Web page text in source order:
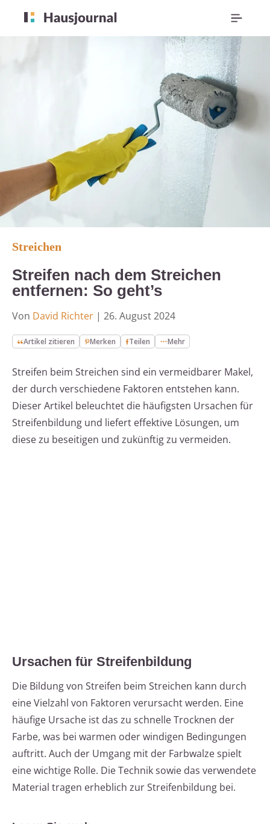
Streichen
Streifen nach dem Streichen
entfernen: So geht’s
Von David Richter | 26. August 2024
Artikel zitieren Merken Teilen Mehr
Streifen beim Streichen sind ein vermeidbarer Makel,
der durch verschiedene Faktoren entstehen kann.
Dieser Artikel beleuchtet die häufigsten Ursachen für
Streifenbildung und liefert effektive Lösungen, um
diese zu beseitigen und zukünftig zu vermeiden.
Ursachen für Streifenbildung
Die Bildung von Streifen beim Streichen kann durch
eine Vielzahl von Faktoren verursacht werden. Eine
häufige Ursache ist das zu schnelle Trocknen der
Farbe, was bei warmen oder windigen Bedingungen
auftritt. Auch der Umgang mit der Farbwalze spielt
eine wichtige Rolle. Die Technik sowie das verwendete
Material tragen erheblich zur Streifenbildung bei.